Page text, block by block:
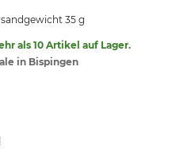
35 g
als 10 Artikel auf Lager.
in Bispingen